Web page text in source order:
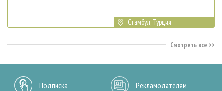
Стамбул, Турция
Смотреть все
Подписка Рекламодателям